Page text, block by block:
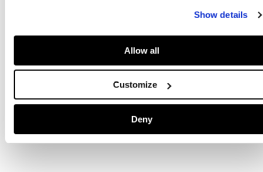
Show details
Allow all
Customize
Deny